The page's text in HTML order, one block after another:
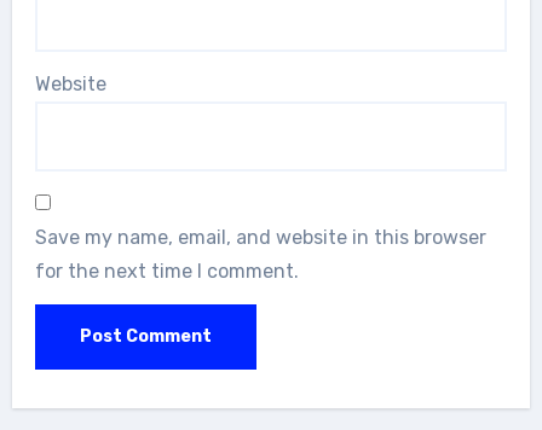
Website
Save my name, email, and website in this browser
for the next time I comment.